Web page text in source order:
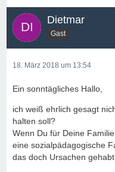
bezeichnet werden
„wegnimmt“ und ins
dass Du die Realität,
als Mutter (auch das
täglich daran“ abstinent
und Haarscreenings (3
Kinder wieder habt,
Es macht insgesamt
den (vielen) Therapien,
aufgrund meiner
Dietmar
Gast
18. März 2018 um 13:54
Ein sonntägliches Hallo,
ich weiß ehrlich gesagt
halten soll?
Wenn Du für Deine
eine sozialpädagogische
das doch Ursachen gehabt